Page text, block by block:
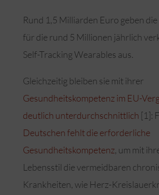
Rund 1,5 Milliarden Euro geben
für die rund 5 Millionen jährlich
Self-Tracking Wearables aus.
Gleichzeitig bleiben sie mit ihrer
Gesundheitskompetenz im EU-
deutlich unterdurchschnittlich [1]:
Deutschen fehlt die erforderliche
Gesundheitskompetenz, um mit
Lebensstil die vermeidbaren
Krankheiten, wie Herz-